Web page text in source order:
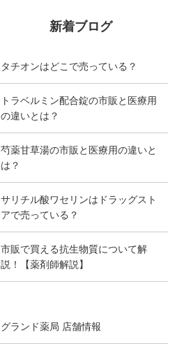
新着ブログ
タチオンはどこで売っている？
トラベルミン配合錠の市販と医療用
の違いとは？
芍薬甘草湯の市販と医療用の違いと
は？
サリチル酸ワセリンはドラッグスト
アで売っている？
市販で買える抗生物質について解
説！【薬剤師解説】
グランド薬局 店舗情報